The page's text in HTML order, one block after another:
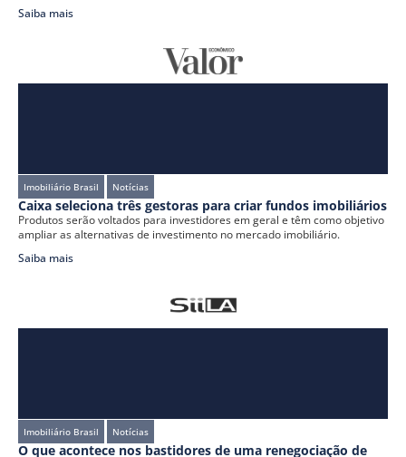
Saiba mais
Imobiliário Brasil Notícias
Caixa seleciona três gestoras para criar fundos imobiliários
Produtos serão voltados para investidores em geral e têm como objetivo
ampliar as alternativas de investimento no mercado imobiliário.
Saiba mais
Imobiliário Brasil Notícias
O que acontece nos bastidores de uma renegociação de